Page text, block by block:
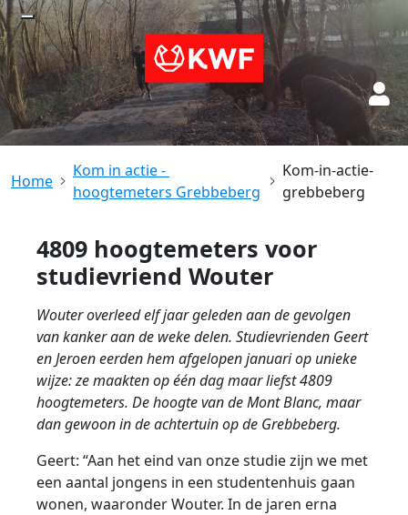
Kom in actie -
hoogtemeters Grebbeberg
Kom-in-actie-
grebbeberg
4809 hoogtemeters voor
studievriend Wouter
Wouter overleed elf jaar geleden aan de gevolgen
van kanker aan de weke delen. Studievrienden Geert
en Jeroen eerden hem afgelopen januari op unieke
wijze: ze maakten op één dag maar liefst 4809
hoogtemeters. De hoogte van de Mont Blanc, maar
dan gewoon in de achtertuin op de Grebbeberg.
Geert: “Aan het eind van onze studie zijn we met
een aantal jongens in een studentenhuis gaan
wonen, waaronder Wouter. In de jaren erna